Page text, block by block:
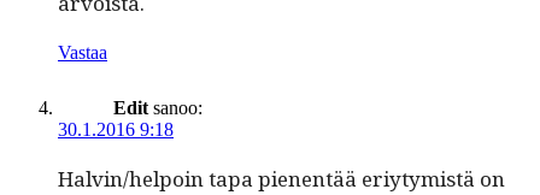
Vastaa
Edit sanoo:
30.1.2016 9:18
Halvin/helpoin tapa pienen­tää eriy­tymistä on